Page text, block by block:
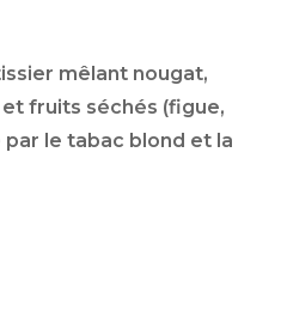
mêlant nougat,
fruits séchés (figue,
par le tabac blond et la